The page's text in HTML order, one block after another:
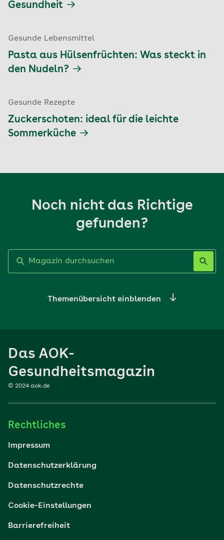
Gesundheit
Gesunde Lebensmittel
Pasta aus Hülsenfrüchten: Was steckt in
den Nudeln?
Gesunde Rezepte
Zuckerschoten: ideal für die leichte
Sommerküche
Noch nicht das Richtige
gefunden?
Themenübersicht einblenden
Sport
Reisen
Wohlbefinden
Digital gesund
Das AOK-
Gesundheitsmagazin
© 2024 aok.de
Rechtliches
Impressum
Datenschutzerklärung
Datenschutzrechte
Cookie-Einstellungen
Barrierefreiheit